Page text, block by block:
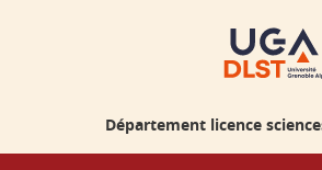
Département licence